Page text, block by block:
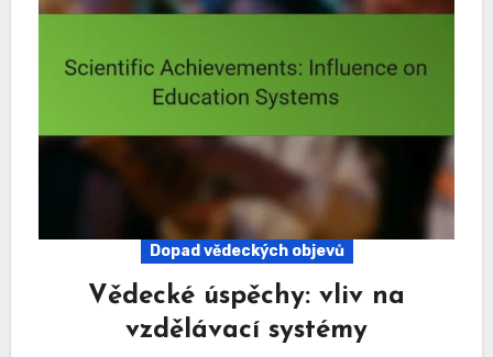
Dopad vědeckých objevů
Vědecké úspěchy: vliv na
vzdělávací systémy